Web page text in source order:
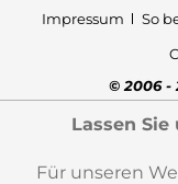
Impressum
So
© 2006 -
Lassen
Für unseren